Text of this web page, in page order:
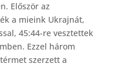
Először az
a mieink Ukrajnát,
45:44-re vesztettek
Ezzel három
szerzett a